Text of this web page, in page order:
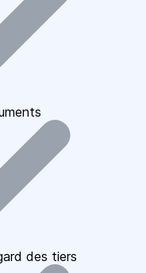
des tiers